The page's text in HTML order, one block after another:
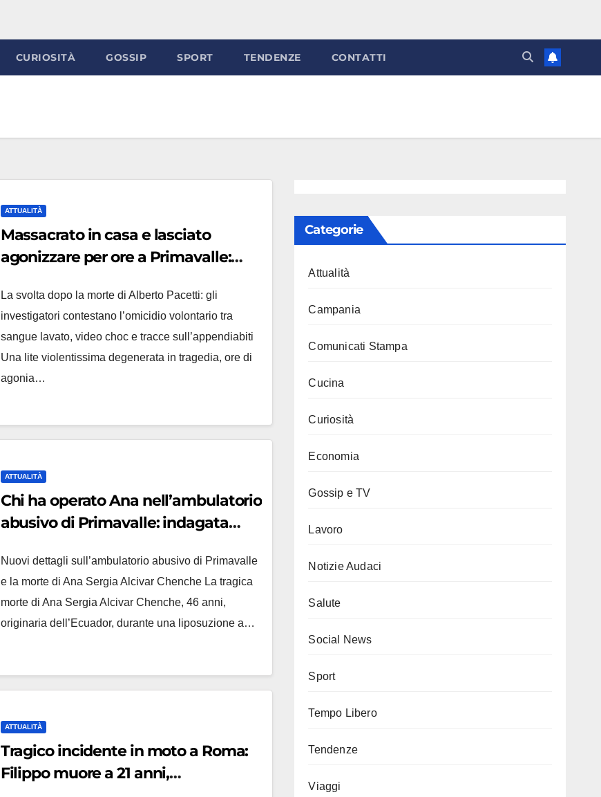
CURIOSITÀ GOSSIP SPORT TENDENZE CONTATTI
ATTUALITÀ
Massacrato in casa e lasciato
agonizzare per ore a Primavalle:
La svolta dopo la morte di Alberto Pacetti: gli
investigatori contestano l’omicidio volontario tra
sangue lavato, video choc e tracce sull’appendiabiti
Una lite violentissima degenerata in tragedia, ore di
agonia…
ATTUALITÀ
Chi ha operato Ana nell’ambulatorio
abusivo di Primavalle: indagata
Nuovi dettagli sull’ambulatorio abusivo di Primavalle
e la morte di Ana Sergia Alcivar Chenche La tragica
morte di Ana Sergia Alcivar Chenche, 46 anni,
originaria dell’Ecuador, durante una liposuzione a…
ATTUALITÀ
Tragico incidente in moto a Roma:
Filippo muore a 21 anni,
Categorie
Attualità
Campania
Comunicati Stampa
Cucina
Curiosità
Economia
Gossip e TV
Lavoro
Notizie Audaci
Salute
Social News
Sport
Tempo Libero
Tendenze
Viaggi